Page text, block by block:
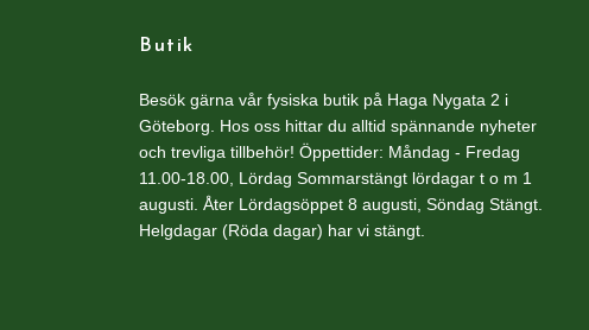
Butik
Besök gärna vår fysiska butik på Haga Nygata 2 i
Göteborg. Hos oss hittar du alltid spännande nyheter
och trevliga tillbehör! Öppettider: Måndag - Fredag
11.00-18.00, Lördag Sommarstängt lördagar t o m 1
augusti. Åter Lördagsöppet 8 augusti, Söndag Stängt.
Helgdagar (Röda dagar) har vi stängt.